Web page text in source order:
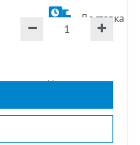
Наличие:есть
Доставка